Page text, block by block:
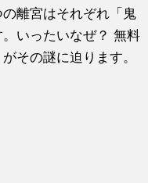
離宮はそれぞれ「鬼
いったいなぜ？ 無料
がその謎に迫ります。